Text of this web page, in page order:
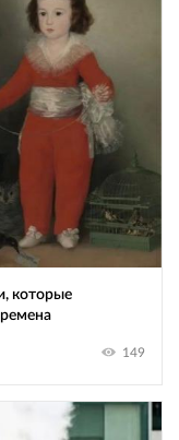
которые
149